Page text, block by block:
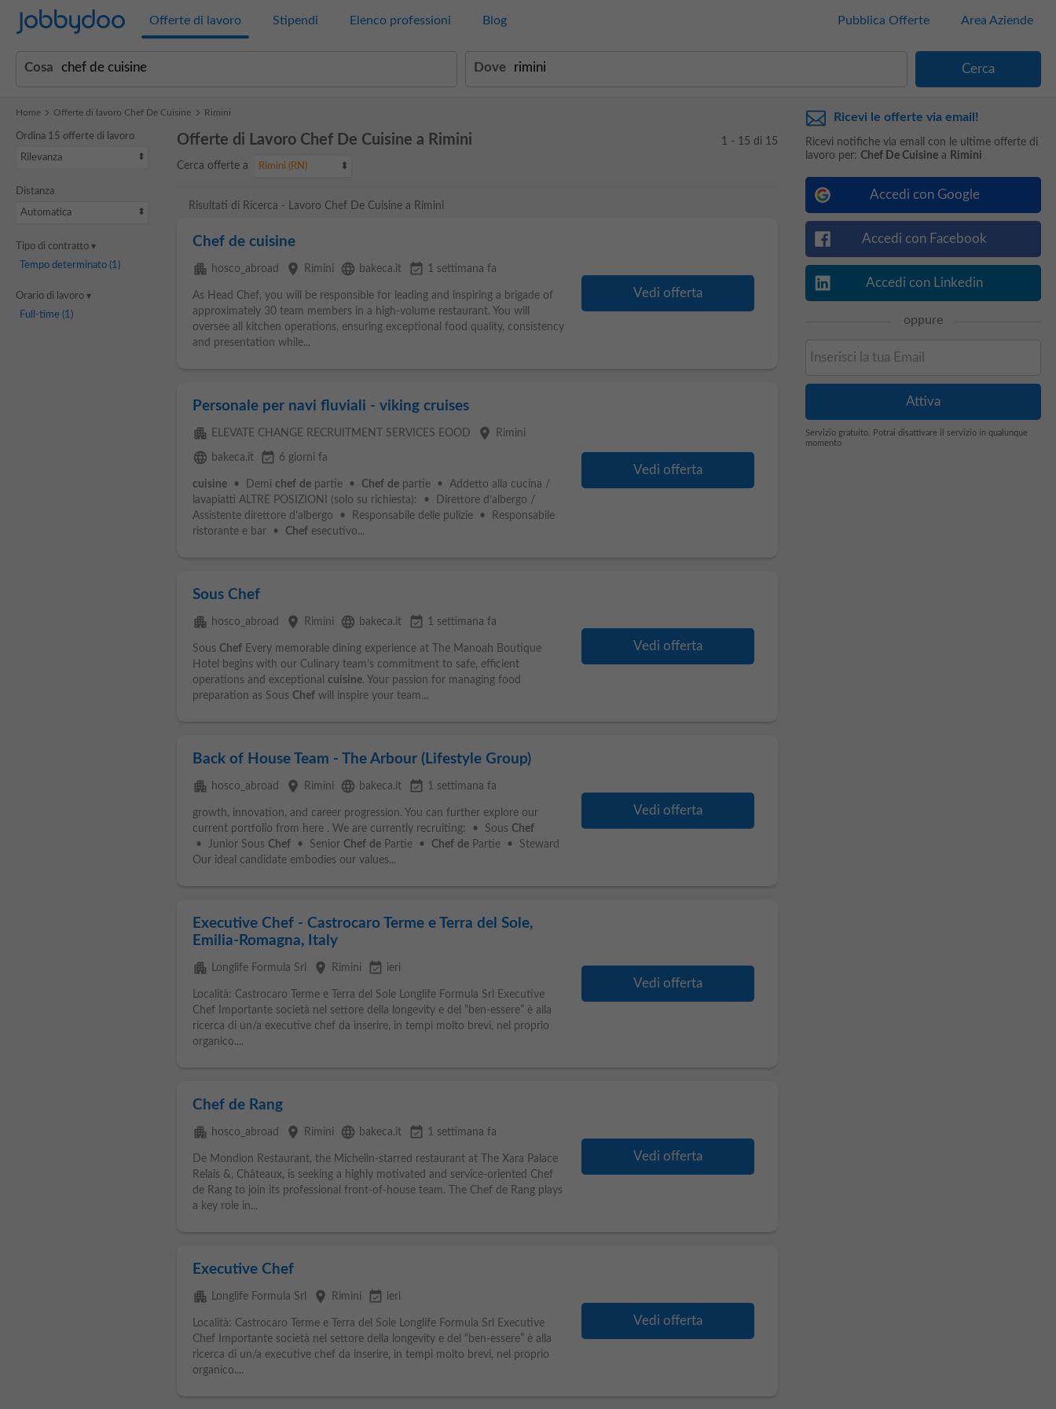
Jobbydoo Offerte di lavoro Stipendi Elenco professioni Blog Pubblica Offerte Area Aziende
Cosa Dove
Home Offerte di lavoro Chef De Cuisine Rimini
Ordina 15 offerte di lavoro
Rilevanza
Distanza
Automatica
Tipo di contratto
Tempo determinato(1)
Orario di lavoro
Full-time(1)
Offerte di Lavoro Chef De Cuisine a Rimini
Cerca offerte a Rimini (RN)
1 - 15 di 15
Risultati di Ricerca - Lavoro Chef De Cuisine a Rimini
Chef de cuisine
apartment hosco_abroad place Rimini language bakeca.it event_available 1 settimana fa
As Head Chef, you will be responsible for leading and inspiring a brigade of
approximately 30 team members in a high-volume restaurant. You will
oversee all kitchen operations, ensuring exceptional food quality, consistency
and presentation while...
Vedi offerta
Personale per navi fluviali - viking cruises
apartment ELEVATE CHANGE RECRUITMENT SERVICES EOOD place Rimini
language bakeca.it event_available 6 giorni fa
cuisine• Demi chef departie • Chef departie • Addetto alla cucina /
lavapiatti ALTRE POSIZIONI (solo su richiesta): • Direttore d’albergo /
Assistente direttore d’albergo • Responsabile delle pulizie • Responsabile
ristorante e bar •
Chefesecutivo...
Vedi offerta
Sous Chef
apartment hosco_abroad place Rimini language bakeca.it event_available 1 settimana fa
Sous ChefEvery memorable dining experience at The Manoah Boutique
Hotel begins with our Culinary team’s commitment to safe, efficient
operations and exceptional
cuisine. Your passion for managing food
preparation as Sous Chefwill inspire your team...
Vedi offerta
Back of House Team - The Arbour (Lifestyle Group)
apartment hosco_abroad place Rimini language bakeca.it event_available 1 settimana fa
growth, innovation, and career progression. You can further explore our
current portfolio from here . We are currently recruiting: • Sous Chef
• Junior Sous Chef• Senior Chef dePartie • Chef dePartie • Steward
Our ideal candidate embodies our values...
Vedi offerta
Executive Chef - Castrocaro Terme e Terra del Sole,
Emilia-Romagna, Italy
apartment Longlife Formula Srl place Rimini event_available ieri
Località: Castrocaro Terme e Terra del Sole Longlife Formula Srl Executive
Chef Importante società nel settore della longevity e del “ben-essere” è alla
ricerca di un/a executive chef da inserire, in tempi molto brevi, nel proprio
organico....
Vedi offerta
Chef de Rang
apartment hosco_abroad place Rimini language bakeca.it event_available 1 settimana fa
De Mondion Restaurant, the Michelin-starred restaurant at The Xara Palace
Relais &, Châteaux, is seeking a highly motivated and service-oriented Chef
de Rang to join its professional front-of-house team. The Chef de Rang plays
a key role in...
Vedi offerta
Executive Chef
apartment Longlife Formula Srl place Rimini event_available ieri
Località: Castrocaro Terme e Terra del Sole Longlife Formula Srl Executive
Chef Importante società nel settore della longevity e del “ben-essere” è alla
ricerca di un/a executive chef da inserire, in tempi molto brevi, nel proprio
organico....
Vedi offerta
Ricevi le offerte via email!
Ricevi notifiche via email con le ultime offerte di
lavoro per: Chef De Cuisinea Rimini
Accedi con Google
Accedi con Facebook
Accedi con Linkedin
oppure
Servizio gratuito. Potrai disattivare il servizio in qualunque
momento